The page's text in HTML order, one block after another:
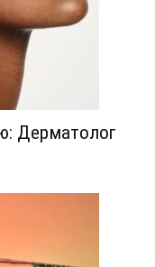
Дерматолог